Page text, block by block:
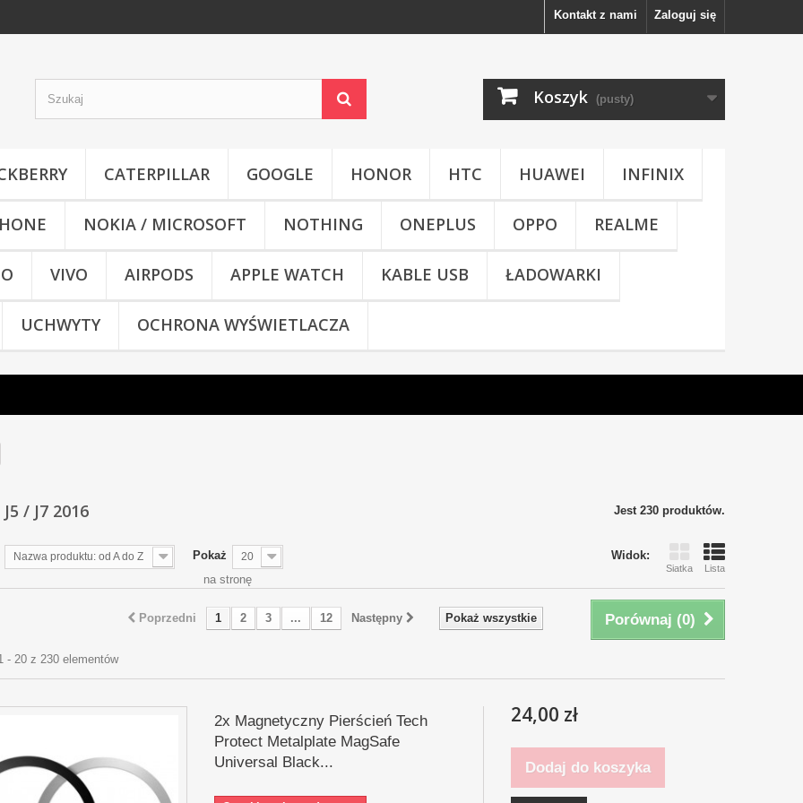
Zaloguj się
Kontakt z nami
Koszyk (pusty)
CATERPILLAR GOOGLE HONOR HTC HUAWEI INFINIX
NOKIA / MICROSOFT NOTHING ONEPLUS OPPO REALME
VIVO AIRPODS APPLE WATCH KABLE USB ŁADOWARKI
UCHWYTY OCHRONA WYŚWIETLACZA
/ J7 2016 Jest 230 produktów.
Widok:
Siatka Lista
Nazwa produktu: od A do Z Pokaż 20
na stronę
Porównaj (0)
Pokaż wszystkie
Poprzedni 1 2 3 ... 12 Następny
- 20 z 230 elementów
2x Magnetyczny Pierścień Tech
Protect Metalplate MagSafe
Universal Black...
24,00 zł
Dodaj do koszyka